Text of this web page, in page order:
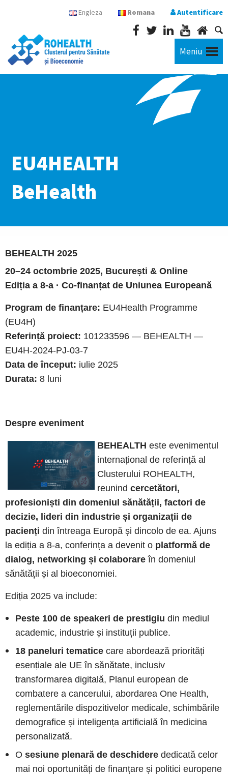
Engleza Romana Autentificare
Meniu
EU4HEALTH
BeHealth
BEHEALTH 2025
20–24 octombrie 2025, București & Online
Ediția a 8-a · Co-finanțat de Uniunea Europeană
Program de finanțare: EU4Health Programme
(EU4H)
Referință proiect: 101233596 — BEHEALTH —
EU4H-2024-PJ-03-7
Data de început: iulie 2025
Durata: 8 luni
Despre eveniment
BEHEALTH este evenimentul
internațional de referință al
Clusterului ROHEALTH,
reunindcercetători,
profesioniști din domeniul sănătății, factori de
decizie, lideri din industrie și organizații de
pacienți din întreaga Europă și dincolo de ea. Ajuns
la ediția a 8-a, conferința a devenit o platformă de
dialog, networking și colaborare în domeniul
sănătății și al bioeconomiei.
Ediția 2025 va include:
Peste 100 de speakeri de prestigiu din mediul
academic, industrie și instituții publice.
18 paneluri tematice care abordează priorități
esențiale ale UE în sănătate, inclusiv
transformarea digitală, Planul european de
combatere a cancerului, abordarea One Health,
reglementările dispozitivelor medicale, schimbările
demografice și inteligența artificială în medicina
personalizată.
O sesiune plenară de deschidere dedicată celor
mai noi oportunități de finanțare și politici europene